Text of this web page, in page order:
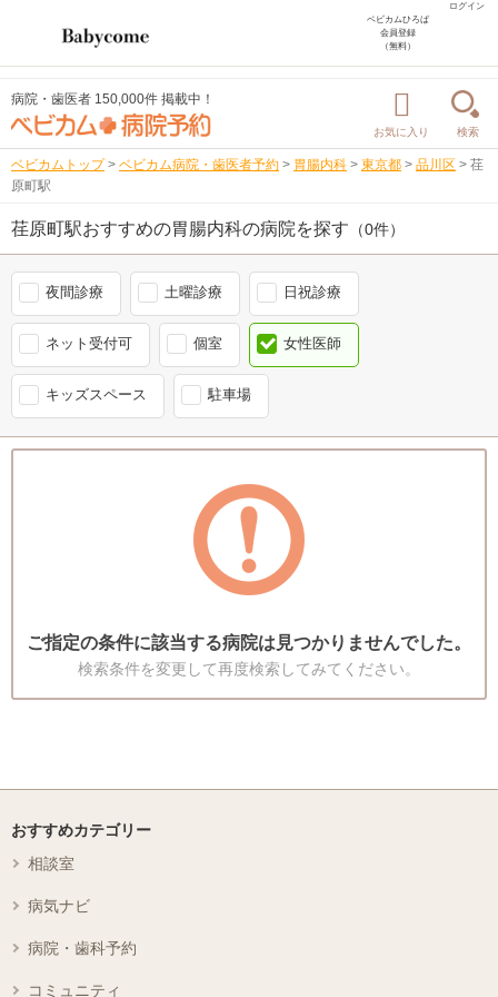
ログイン
ベビカムひろば
会員登録
（無料）
病院・歯医者 150,000件 掲載中！
お気に入り 検索
ベビカムトップ > ベビカム病院・歯医者予約 > 胃腸内科 > 東京都 > 品川区 > 荏
原町駅
荏原町駅おすすめの胃腸内科の病院を探す （0件）
夜間診療 土曜診療 日祝診療
ネット受付可 個室 女性医師
キッズスペース 駐車場
ご指定の条件に該当する病院は見つかりませんでした。
検索条件を変更して再度検索してみてください。
おすすめカテゴリー
相談室
病気ナビ
病院・歯科予約
コミュニティ